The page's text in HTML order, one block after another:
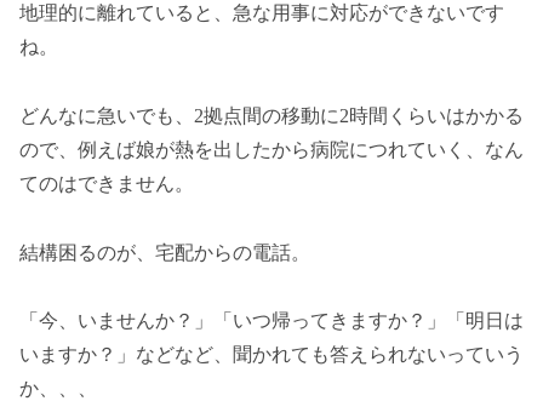
地理的に離れていると、急な用事に対応ができないです
ね。
どんなに急いでも、2拠点間の移動に2時間くらいはかかる
ので、例えば娘が熱を出したから病院につれていく、なん
てのはできません。
結構困るのが、宅配からの電話。
「今、いませんか？」「いつ帰ってきますか？」「明日は
いますか？」などなど、聞かれても答えられないっていう
か、、、